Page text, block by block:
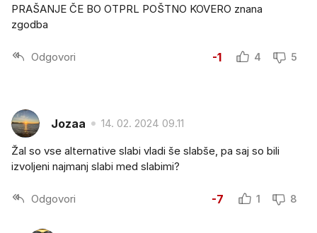
PRAŠANJE ČE BO OTPRL POŠTNO KOVERO znana
zgodba
Odgovori -1 4 5
Jozaa 14. 02. 2024 09.11
Žal so vse alternative slabi vladi še slabše, pa saj so bili
izvoljeni najmanj slabi med slabimi?
Odgovori -7 1 8